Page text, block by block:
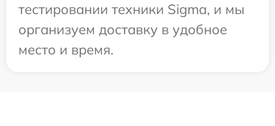
тестировании техники Sigma, и мы
организуем доставку в удобное
место и время.